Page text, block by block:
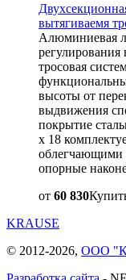
вытягиваемя
Алюминиевая
тросовая
высоты от
выдвижения
покрытие
x 18
облегчающими
опорные
от 60 830
KRAUSE
© 2012-2026, ООО